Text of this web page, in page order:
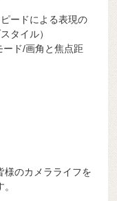
ードによる表現の
タイル）
ード/画角と焦点距
様のカメラライフを